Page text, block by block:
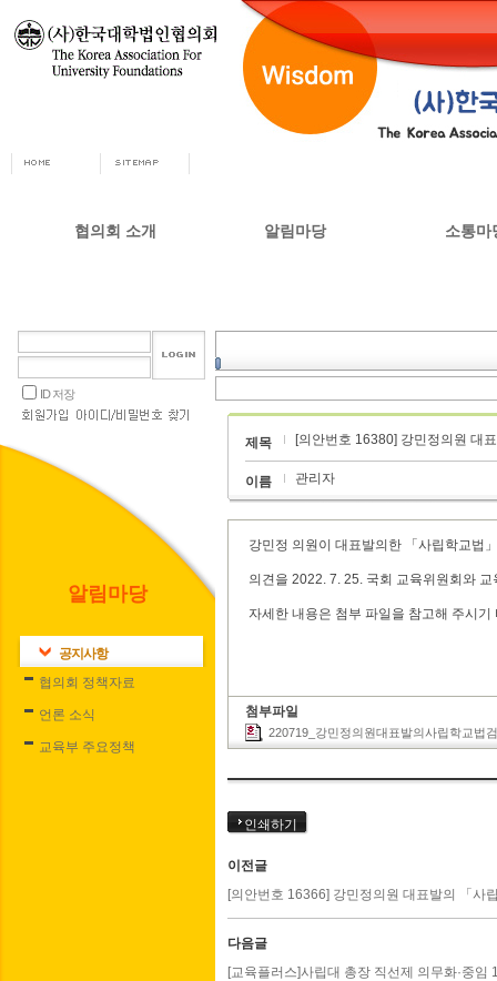
협의회 소개
설립목적 및 주요사업
협의회 정관
알림마당
교육부 주요정책
소통마
ID 저장
알림마당
공지사항
협의회 정책자료
언론 소식
교육부 주요정책
제목 [의안번호 16380] 강민정의원 대
이름 관리자
강민정 의원이 대표발의한 「사립학교법
의견을 2022. 7. 25. 국회 교육위원회와
자세한 내용은 첨부 파일을 참고해 주시
첨부파일
220719_강민정의원대표발의사립학교법
인쇄하기
이전글
[의안번호 16366] 강민정의원 대표발의 「사
다음글
[교육플러스]사립대 총장 직선제 의무화·중